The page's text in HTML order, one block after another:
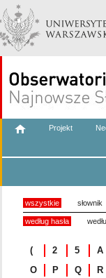
Projekt
wszystkie słownik
według hasła
( 2 5 A
O
P Q R